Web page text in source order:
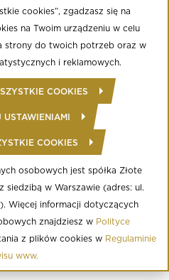
- do ostatniego seansu
24/7
osobowych
cookies”, zgadzasz się na
na Twoim urządzeniu w celu
strony do twoich potrzeb oraz w
i reklamowych.
COOKIES
USTAWIENIAMI
COOKIES
osobowych jest spółka Złote
siedzibą w Warszawie (adres: ul.
Więcej informacji dotyczących
znajdziesz w Polityce
z plików cookies w Regulaminie
www.